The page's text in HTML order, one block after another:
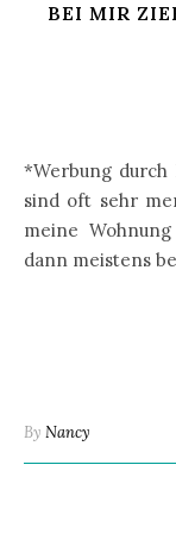
BEI MIR
*Werbung durch Produktplatzierung* Meine Gedanken
sind oft sehr
meine
dann meistens
By Nancy